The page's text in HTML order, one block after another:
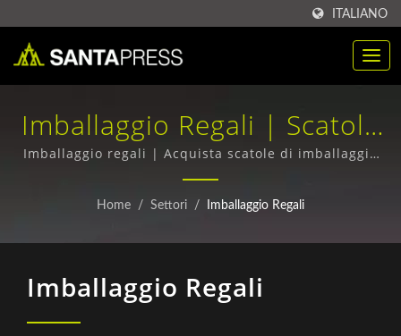
ITALIANO
Imballaggio Regali | Scatola
Di Imballaggio In Plastica PP
Personalizzata Per B2B |
Imballaggio regali | Acquista scatole di imballaggio
RPET all'ingrosso - Qualità superiore, Prezzi
competitivi
Home / Settori / Imballaggio Regali
Imballaggio Regali